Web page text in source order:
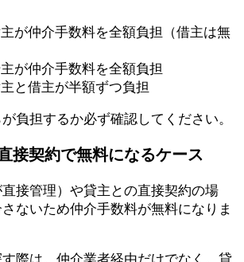
が仲介手数料を全額負担（借主は無
が仲介手数料を全額負担
と借主が半額ずつ負担
負担するか必ず確認してください。
接契約で無料になるケース
接管理）や貸主との直接契約の場
ないため仲介手数料が無料になりま